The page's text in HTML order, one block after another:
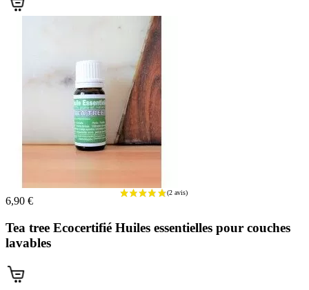
6,90 €
Tea tree Ecocertifié Huiles essentielles pour couches
lavables